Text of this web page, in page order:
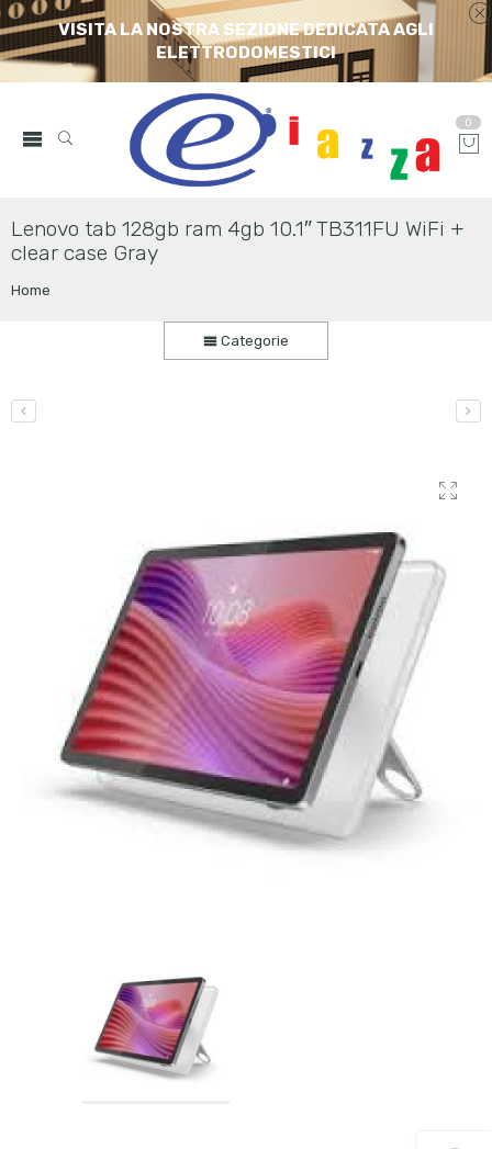
VISITA LA NOSTRA SEZIONE DEDICATA AGLI
ELETTRODOMESTICI
0
Lenovo tab 128gb ram 4gb 10.1″ TB311FU WiFi +
clear case Gray
Home
Categorie